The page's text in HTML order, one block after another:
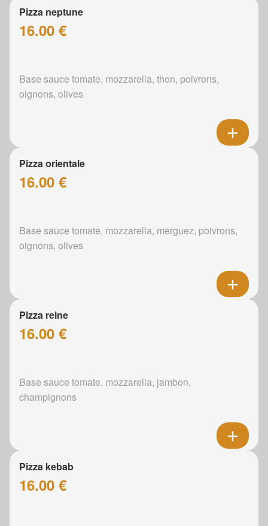
Pizza neptune
16.00 €
Base sauce tomate, mozzarella, thon, poivrons,
oignons, olives
Pizza orientale
16.00 €
Base sauce tomate, mozzarella, merguez, poivrons,
oignons, olives
Pizza reine
16.00 €
Base sauce tomate, mozzarella, jambon,
champignons
Pizza kebab
16.00 €